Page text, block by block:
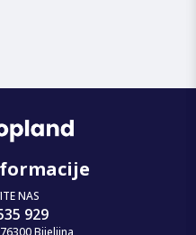
NAS
929
Bijeljina